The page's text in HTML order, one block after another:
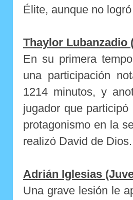
Élite, aunque no
Thaylor Lubanzadio
En su primera
una participación
1214 minutos, y
jugador que
protagonismo en la
realizó David de Dios.
Adrián Iglesias
Una grave lesión le